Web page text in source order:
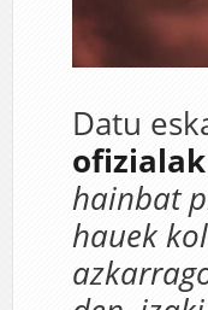
Datu
hainbat
hauek